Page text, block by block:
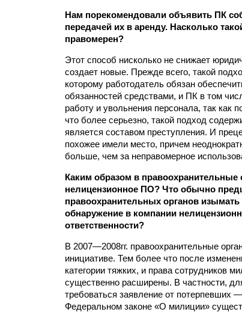
Нам порекомендовали объявить ПК
передачей их в аренду. Насколько
правомерен?
Этот способ нисколько не снижает
создает новые. Прежде всего, такой
которому работодатель обязан
обязанностей средствами, и ПК в том
работу и увольнения персонала, так как
что более серьезно, такой подход
является составом преступления. И
похожее имели место, причем
больше, чем за неправомерное
Каким образом в правоохранительные
нелицензионное ПО? Что обычно
правоохранительных органов
обнаружение в компании
ответственности?
В 2007—2008гг. правоохранительные
инициативе. Тем более что после
категории тяжких, и права сотрудников
существенно расширены. В частности,
требоваться заявление от потерпевших
Федеральном законе «О милиции»